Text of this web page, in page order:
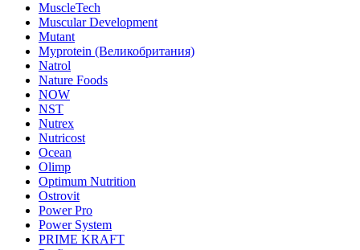
MuscleTech
Muscular Development
Mutant
Myprotein (Великобритания)
Natrol
Nature Foods
NOW
NST
Nutrex
Nutricost
Ocean
Olimp
Optimum Nutrition
Ostrovit
Power Pro
Power System
PRIME KRAFT